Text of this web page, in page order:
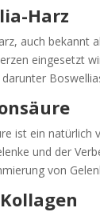
Harz
auch bekannt
eingesetzt
ist ein natürlich
und der
von